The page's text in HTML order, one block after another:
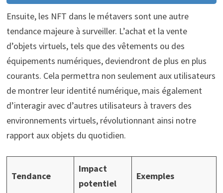
Ensuite, les NFT dans le métavers sont une autre
tendance majeure à surveiller. L’achat et la vente
d’objets virtuels, tels que des vêtements ou des
équipements numériques, deviendront de plus en plus
courants. Cela permettra non seulement aux utilisateurs
de montrer leur identité numérique, mais également
d’interagir avec d’autres utilisateurs à travers des
environnements virtuels, révolutionnant ainsi notre
rapport aux objets du quotidien.
Tendance
Impact
potentiel
Exemples